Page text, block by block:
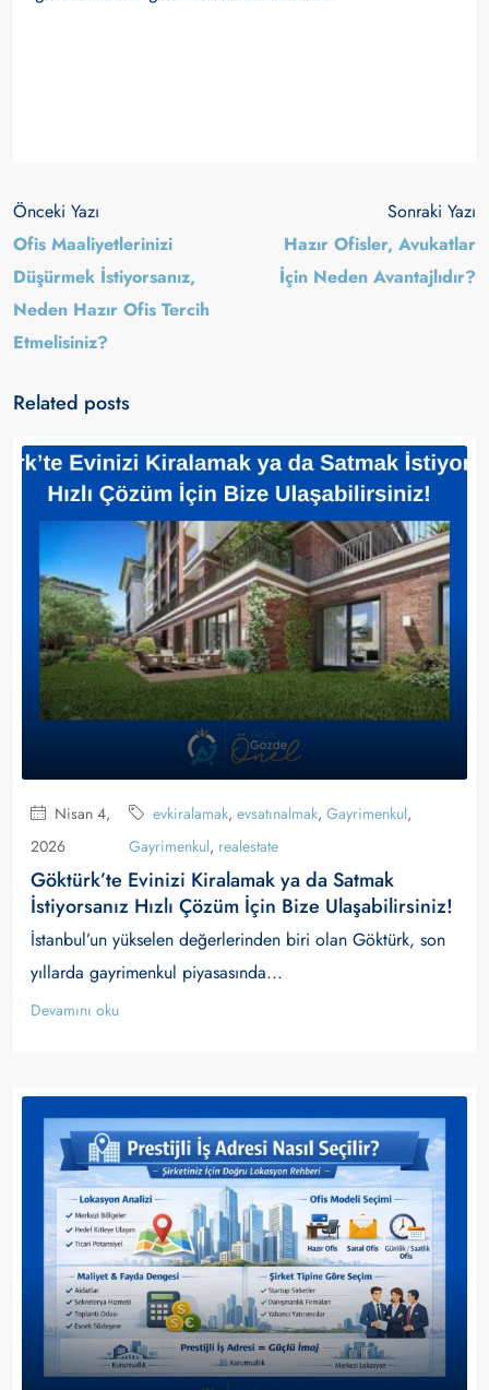
Önceki Yazı
Ofis Maaliyetlerinizi
Düşürmek İstiyorsanız,
Neden Hazır Ofis Tercih
Etmelisiniz?
Sonraki Yazı
Hazır Ofisler, Avukatlar
İçin Neden Avantajlıdır?
Related posts
Nisan 4,
2026
evkiralamak,evsatınalmak,Gayrimenkul,
Gayrimenkul, realestate
Göktürk’te Evinizi Kiralamak ya da Satmak
İstiyorsanız Hızlı Çözüm İçin Bize Ulaşabilirsiniz!
İstanbul’un yükselen değerlerinden biri olan Göktürk, son
yıllarda gayrimenkul piyasasında...
Devamını oku